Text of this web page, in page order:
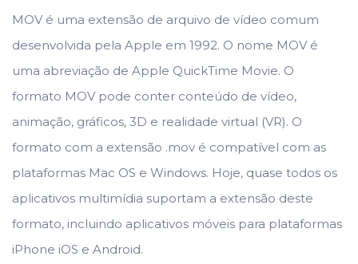
MOV é uma extensão de arquivo de vídeo comum
desenvolvida pela Apple em 1992. O nome MOV é
uma abreviação de Apple QuickTime Movie. O
formato MOV pode conter conteúdo de vídeo,
animação, gráficos, 3D e realidade virtual (VR). O
formato com a extensão .mov é compatível com as
plataformas Mac OS e Windows. Hoje, quase todos os
aplicativos multimídia suportam a extensão deste
formato, incluindo aplicativos móveis para plataformas
iPhone iOS e Android.